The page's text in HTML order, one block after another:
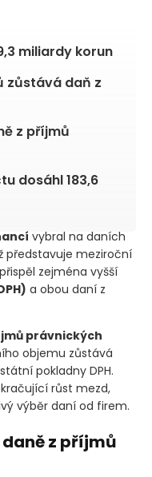
miliardy korun
zůstává daň z
z příjmů
dosáhl 183,6
vybral na daních
představuje meziroční
zejména vyšší
a obou daní z
právnických
objemu zůstává
pokladny DPH.
růst mezd,
výběr daní od firem.
z příjmů